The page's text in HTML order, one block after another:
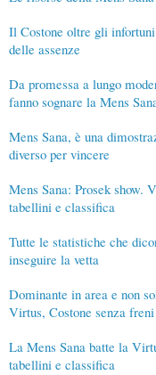
Il Costone oltre gli
delle assenze
Da promessa a lungo
fanno sognare la Mens
Mens Sana, è una
diverso per vincere
Mens Sana: Prosek show.
tabellini e classifica
Tutte le statistiche che
inseguire la vetta
Dominante in area e non
Virtus, Costone senza freni
La Mens Sana batte la
tabellini e classifica